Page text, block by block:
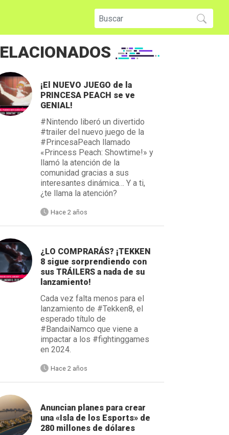
¡El NUEVO JUEGO de la
PRINCESA PEACH se ve
GENIAL!
#Nintendo liberó un divertido
#trailer del nuevo juego de la
#PrincesaPeach llamado
«Princess Peach: Showtime!» y
llamó la atención de la
comunidad gracias a sus
interesantes dinámica… Y a ti,
¿te llama la atención?
Hace 2 años
¿LO COMPRARÁS? ¡TEKKEN
8 sigue sorprendiendo con
sus TRÁILERS a nada de su
lanzamiento!
Cada vez falta menos para el
lanzamiento de #Tekken8, el
esperado título de
#BandaiNamco que viene a
impactar a los #fightinggames
en 2024.
Hace 2 años
Anuncian planes para crear
una «Isla de los Esports» de
280 millones de dólares